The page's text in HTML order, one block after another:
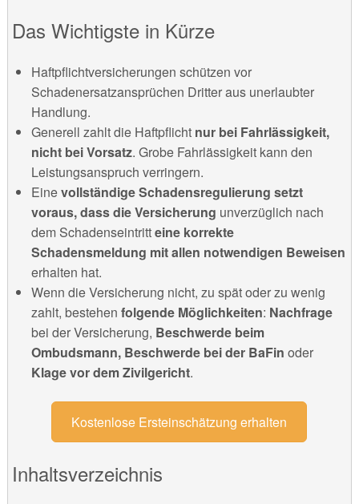
Das Wichtigste in Kürze
Haftpflichtversicherungen schützen vor
Schadenersatzansprüchen Dritter aus unerlaubter
Handlung.
Generell zahlt die Haftpflichtnur bei Fahrlässigkeit,
nicht bei Vorsatz. Grobe Fahrlässigkeit kann den
Leistungsanspruch verringern.
Einevollständige Schadensregulierung setzt
voraus, dass die Versicherung unverzüglich nach
dem Schadenseintritteine korrekte
Schadensmeldung mit allen notwendigen Beweisen
erhalten hat.
Wenn die Versicherung nicht, zu spät oder zu wenig
zahlt, bestehen folgende Möglichkeiten: Nachfrage
bei der Versicherung, Beschwerde beim
Ombudsmann, Beschwerde bei der BaFin oder
Klage vor dem Zivilgericht.
Kostenlose Ersteinschätzung erhalten
Inhaltsverzeichnis